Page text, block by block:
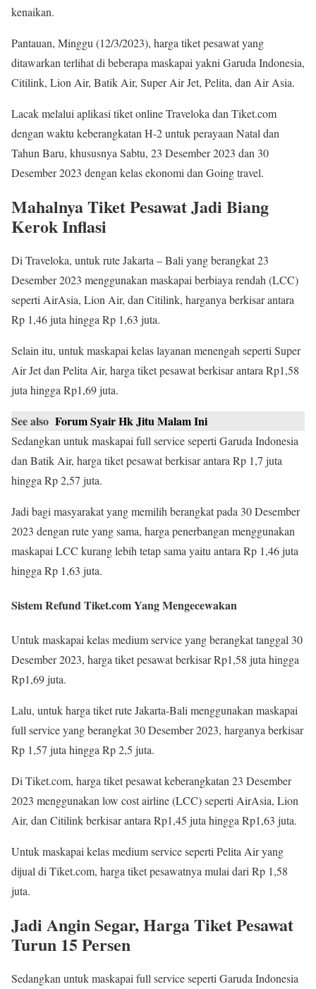
kenaikan.
Pantauan, Minggu (12/3/2023), harga tiket pesawat yang
ditawarkan terlihat di beberapa maskapai yakni Garuda Indonesia,
Citilink, Lion Air, Batik Air, Super Air Jet, Pelita, dan Air Asia.
Lacak melalui aplikasi tiket online Traveloka dan Tiket.com
dengan waktu keberangkatan H-2 untuk perayaan Natal dan
Tahun Baru, khususnya Sabtu, 23 Desember 2023 dan 30
Desember 2023 dengan kelas ekonomi dan Going travel.
Mahalnya Tiket Pesawat Jadi Biang
Kerok Inflasi
Di Traveloka, untuk rute Jakarta – Bali yang berangkat 23
Desember 2023 menggunakan maskapai berbiaya rendah (LCC)
seperti AirAsia, Lion Air, dan Citilink, harganya berkisar antara
Rp 1,46 juta hingga Rp 1,63 juta.
Selain itu, untuk maskapai kelas layanan menengah seperti Super
Air Jet dan Pelita Air, harga tiket pesawat berkisar antara Rp1,58
juta hingga Rp1,69 juta.
See also Forum Syair Hk Jitu Malam Ini
Sedangkan untuk maskapai full service seperti Garuda Indonesia
dan Batik Air, harga tiket pesawat berkisar antara Rp 1,7 juta
hingga Rp 2,57 juta.
Jadi bagi masyarakat yang memilih berangkat pada 30 Desember
2023 dengan rute yang sama, harga penerbangan menggunakan
maskapai LCC kurang lebih tetap sama yaitu antara Rp 1,46 juta
hingga Rp 1,63 juta.
Sistem Refund Tiket.com Yang Mengecewakan
Untuk maskapai kelas medium service yang berangkat tanggal 30
Desember 2023, harga tiket pesawat berkisar Rp1,58 juta hingga
Rp1,69 juta.
Lalu, untuk harga tiket rute Jakarta-Bali menggunakan maskapai
full service yang berangkat 30 Desember 2023, harganya berkisar
Rp 1,57 juta hingga Rp 2,5 juta.
Di Tiket.com, harga tiket pesawat keberangkatan 23 Desember
2023 menggunakan low cost airline (LCC) seperti AirAsia, Lion
Air, dan Citilink berkisar antara Rp1,45 juta hingga Rp1,63 juta.
Untuk maskapai kelas medium service seperti Pelita Air yang
dijual di Tiket.com, harga tiket pesawatnya mulai dari Rp 1,58
juta.
Jadi Angin Segar, Harga Tiket Pesawat
Turun 15 Persen
Sedangkan untuk maskapai full service seperti Garuda Indonesia